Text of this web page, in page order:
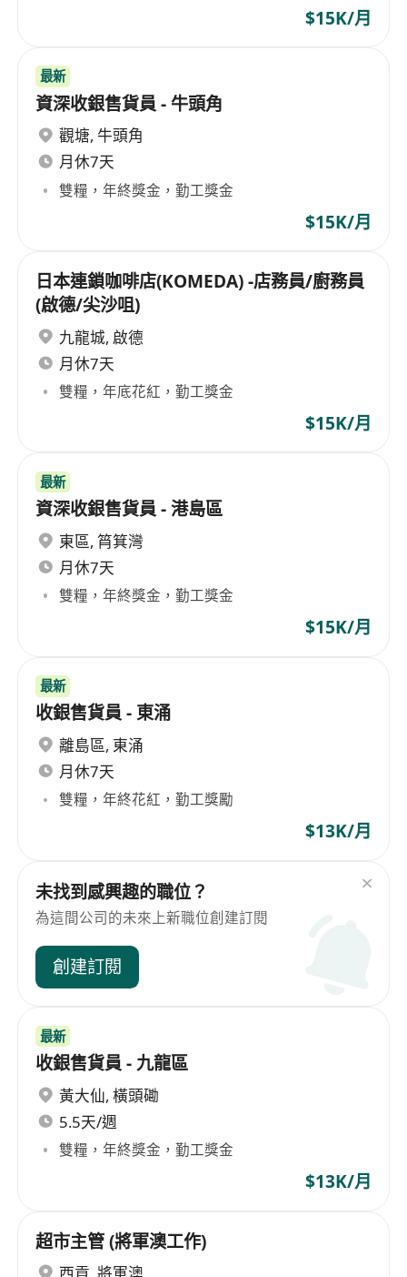
$15K/月
最新
資深收銀售貨員 - 牛頭角
觀塘, 牛頭角
月休7天
雙糧，年終獎金，勤工獎金
$15K/月
日本連鎖咖啡店(KOMEDA) -店務員/廚務員
(啟德/尖沙咀)
九龍城, 啟德
月休7天
雙糧，年底花紅，勤工獎金
$15K/月
最新
資深收銀售貨員 - 港島區
東區, 筲箕灣
月休7天
雙糧，年終獎金，勤工獎金
$15K/月
最新
收銀售貨員 - 東涌
離島區, 東涌
月休7天
雙糧，年終花紅，勤工獎勵
$13K/月
未找到感興趣的職位？
為這間公司的未來上新職位創建訂閱
創建訂閱
最新
收銀售貨員 - 九龍區
黃大仙, 橫頭磡
5.5天/週
雙糧，年終獎金，勤工獎金
$13K/月
超市主管 (將軍澳工作)